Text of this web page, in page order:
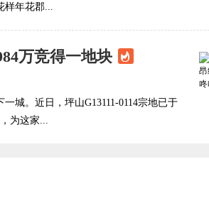
年花郡...
万竞得一地块
城。近日，坪山G13111-0114宗地已于
为这家...